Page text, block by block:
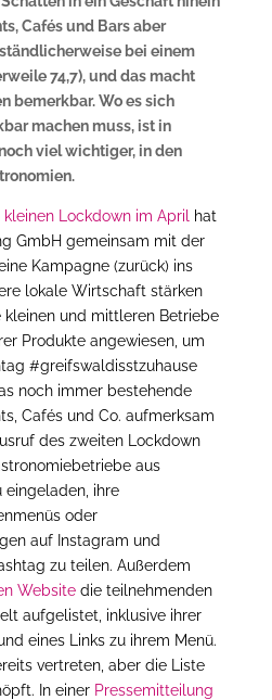
Cafés und Bars aber
bei einem
74,7), und das macht
bemerkbar. Wo es sich
machen muss, ist in
viel wichtiger, in den
Lockdown im April
hat
GmbH gemeinsam mit der
Kampagne (zurück) ins
lokale Wirtschaft stärken
und mittleren Betriebe
Produkte angewiesen, um
#greifswaldisstzuhause
noch immer bestehende
Cafés und Co. aufmerksam
des zweiten Lockdown
aus
eingeladen, ihre
oder
auf Instagram und
zu teilen. Außerdem
Websitedie teilnehmenden
aufgelistet, inklusive ihrer
eines Links zu ihrem Menü.
vertreten, aber die Liste
In einer Pressemitteilung